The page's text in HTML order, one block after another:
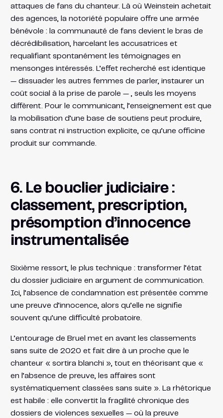
attaques de fans du chanteur. Là où Weinstein achetait
des agences, la notoriété populaire offre une armée
bénévole : la communauté de fans devient le bras de
décrédibilisation, harcelant les accusatrices et
requalifiant spontanément les témoignages en
mensonges intéressés. L’effet recherché est identique
— dissuader les autres femmes de parler, instaurer un
coût social à la prise de parole — , seuls les moyens
diffèrent. Pour le communicant, l’enseignement est que
la mobilisation d’une base de soutiens peut produire,
sans contrat ni instruction explicite, ce qu’une officine
produit sur commande.
6. Le bouclier judiciaire :
classement, prescription,
présomption d’innocence
instrumentalisée
Sixième ressort, le plus technique : transformer l’état
du dossier judiciaire en argument de communication.
Ici, l’absence de condamnation est présentée comme
une preuve d’innocence, alors qu’elle ne signifie
souvent qu’une difficulté probatoire.
L’entourage de Bruel met en avant les classements
sans suite de 2020 et fait dire à un proche que le
chanteur « sortira blanchi », tout en théorisant que «
en l’absence de preuve, les affaires sont
systématiquement classées sans suite ». La rhétorique
est habile : elle convertit la fragilité chronique des
dossiers de violences sexuelles — où la preuve